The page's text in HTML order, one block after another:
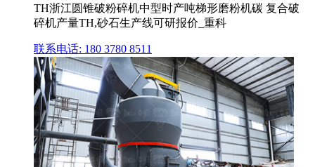
TH浙江圆锥破粉碎机中型时产吨梯形磨粉机碳 复合破
碎机产量TH,砂石生产线可研报价_重科
联系电话: 180 3780 8511